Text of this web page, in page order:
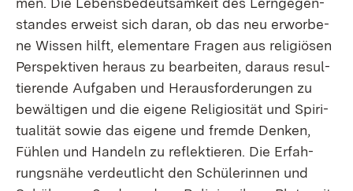
stan­des er­weist sich dar­an, ob das neu er­wor­be­
ne Wis­sen hilft, ele­men­ta­re Fra­gen aus re­li­giö­sen
Per­spek­ti­ven her­aus zu be­ar­bei­ten, dar­aus re­sul­
tie­ren­de Auf­ga­ben und Her­aus­for­de­run­gen zu
be­wäl­ti­gen und die ei­ge­ne Re­li­gio­si­tät und Spi­ri­
tua­li­tät so­wie das ei­ge­ne und frem­de Den­ken,
Füh­len und Han­deln zu re­flek­tie­ren. Die Er­fah­
rungs­nä­he ver­deut­licht den Schü­le­rin­nen und